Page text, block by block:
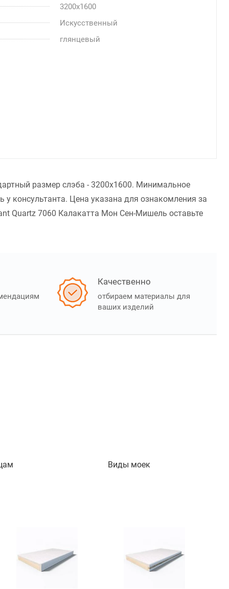
3200x1600
Искусственный
глянцевый
размер слэба - 3200x1600. Минимальное
консультанта. Цена указана для ознакомления за
Quartz 7060 Калакатта Мон Сен-Мишель оставьте
Качественно
отбираем материалы для
ваших изделий
Виды моек